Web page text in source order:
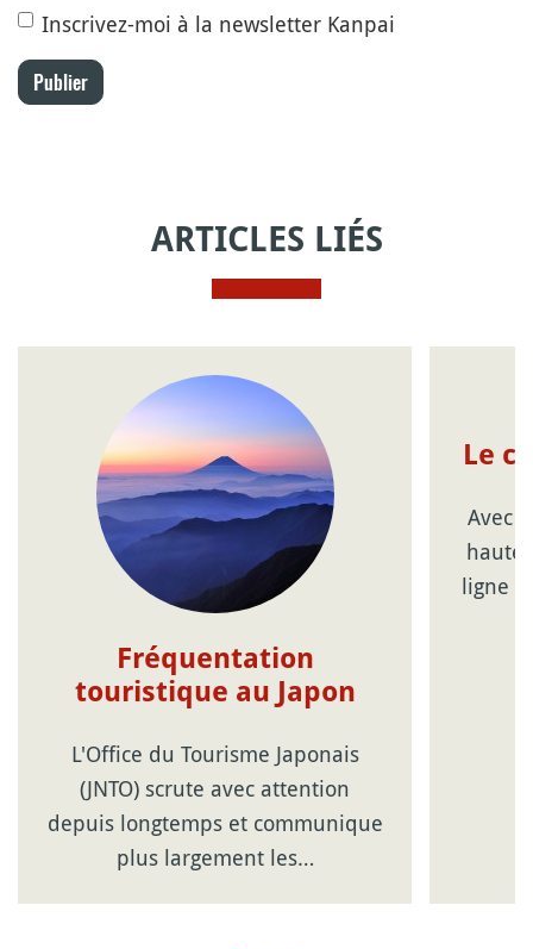
Inscrivez-moi à la newsletter Kanpai
Publier
ARTICLES LIÉS
Fréquentation
touristique au Japon
L'Office du Tourisme Japonais
(JNTO) scrute avec attention
depuis longtemps et communique
plus largement les…
Le
Avec
haute
ligne